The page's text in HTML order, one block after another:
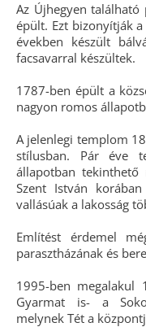
Az Újhegyen található
épült. Ezt bizonyítják
években készült
facsavarral készültek.
1787-ben épült a
nagyon romos
A jelenlegi templom
stílusban. Pár éve
állapotban
Szent István
vallásúak a lakosság
Említést érdemel
parasztházának és
1995-ben megalakul
Gyarmat is- a
melynek Tét a